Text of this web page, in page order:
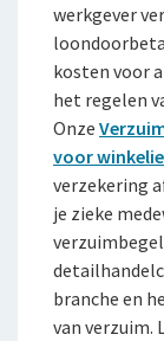
werkgever
kosten voor
het regelen
Onze
voor
verzekering
je zieke
branche en
van verzuim.